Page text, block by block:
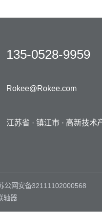
135-0528-9959
Rokee@Rokee.com
江苏省 · 镇江市 · 高新技术
公网安备32111102000568
轴器